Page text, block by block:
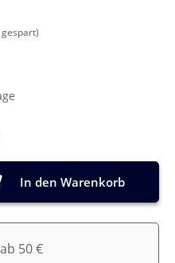
gespart)
den gewünschten
In den Warenkorb
50 €